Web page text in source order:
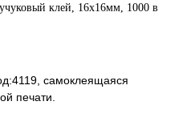
клей, 16х16мм, 1000 в
самоклеящаяся
печати.